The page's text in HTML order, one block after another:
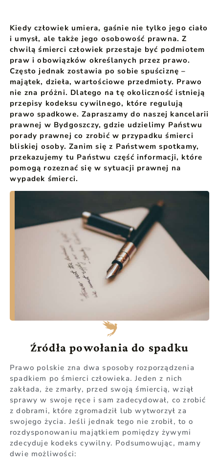
Kiedy człowiek umiera, gaśnie nie tylko jego ciało
i umysł, ale także jego osobowość prawna. Z
chwilą śmierci człowiek przestaje być podmiotem
praw i obowiązków określanych przez prawo.
Często jednak zostawia po sobie spuściznę –
majątek, dzieła, wartościowe przedmioty. Prawo
nie zna próżni. Dlatego na tę okoliczność istnieją
przepisy kodeksu cywilnego, które regulują
prawo spadkowe. Zapraszamy do naszej kancelarii
prawnej w Bydgoszczy, gdzie udzielimy Państwu
porady prawnej co zrobić w przypadku śmierci
bliskiej osoby. Zanim się z Państwem spotkamy,
przekazujemy tu Państwu część informacji, które
pomogą rozeznać się w sytuacji prawnej na
wypadek śmierci.
Źródła powołania do spadku
Prawo polskie zna dwa sposoby rozporządzenia
spadkiem po śmierci człowieka. Jeden z nich
zakłada, że zmarły, przed swoją śmiercią, wziął
sprawy w swoje ręce i sam zadecydował, co zrobić
z dobrami, które zgromadził lub wytworzył za
swojego życia. Jeśli jednak tego nie zrobił, to o
rozdysponowaniu majątkiem pomiędzy żywymi
zdecyduje kodeks cywilny. Podsumowując, mamy
dwie możliwości: